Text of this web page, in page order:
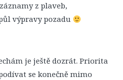
z plaveb,
výpravy pozadu
je ještě dozrát. Priorita
se konečně mimo